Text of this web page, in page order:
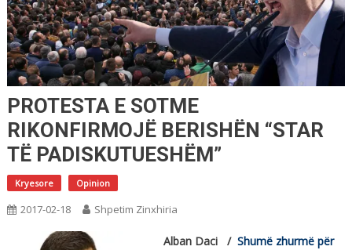
PROTESTA E SOTME
RIKONFIRMOJË BERISHËN “STAR
TË PADISKUTUESHËM”
Kryesore Opinion
2017-02-18 Shpetim Zinxhiria
Alban Daci / Shumë zhurmë për